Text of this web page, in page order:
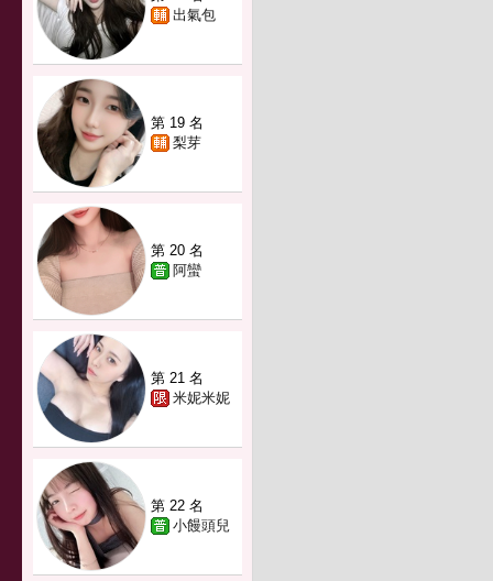
出氣包
第 19 名
梨芽
第 20 名
阿蠻
第 21 名
米妮米妮
第 22 名
小饅頭兒